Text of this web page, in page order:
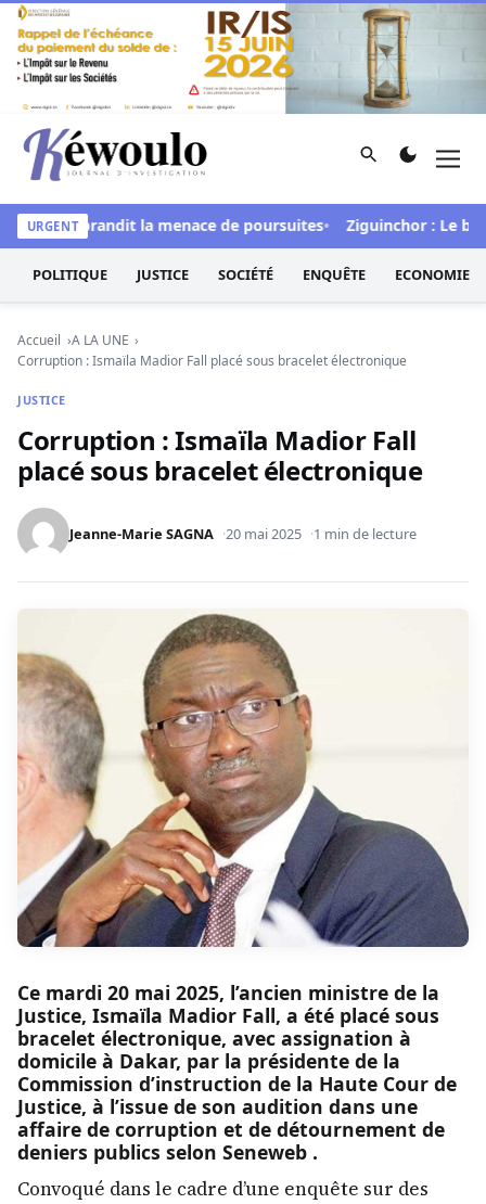
Aller au contenu
Kéwoulo, le premier site d'information et d'investigation
Rechercher
URGENT
» et brandit la menace de poursuites Ziguinchor : Le bétail
POLITIQUE JUSTICE SOCIÉTÉ ENQUÊTE ECONOMIE
Accueil
A LA UNE
Corruption : Ismaïla Madior Fall placé sous bracelet électronique
JUSTICE
Corruption : Ismaïla Madior Fall
placé sous bracelet électronique
Jeanne-Marie SAGNA 20 mai 2025 1 min de lecture
Ce mardi 20 mai 2025, l’ancien ministre de la
Justice, Ismaïla Madior Fall, a été placé sous
bracelet électronique, avec assignation à
domicile à Dakar, par la présidente de la
Commission d’instruction de la Haute Cour de
Justice, à l’issue de son audition dans une
affaire de corruption et de détournement de
deniers publics selon Seneweb .
Convoqué dans le cadre d’une enquête sur des